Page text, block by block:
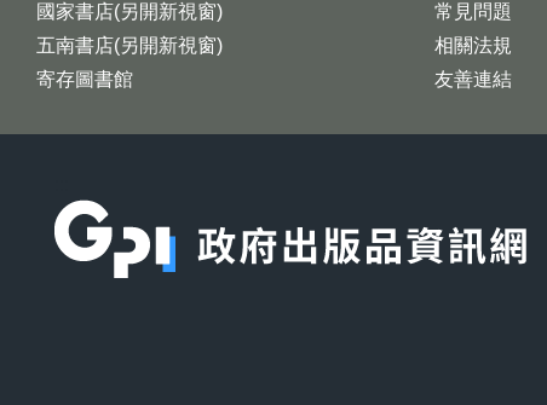
國家書店(另開新視窗)
五南書店(另開新視窗)
寄存圖書館
常見問題
相關法規
友善連結